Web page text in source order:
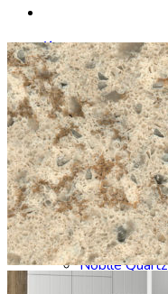
Каталог
Asterum
Аварус
Avantquartz
Belenco
Caesarstone
Cambria
Compac
Dekton
Etna Quartz
Grandex
Noblle Quartz